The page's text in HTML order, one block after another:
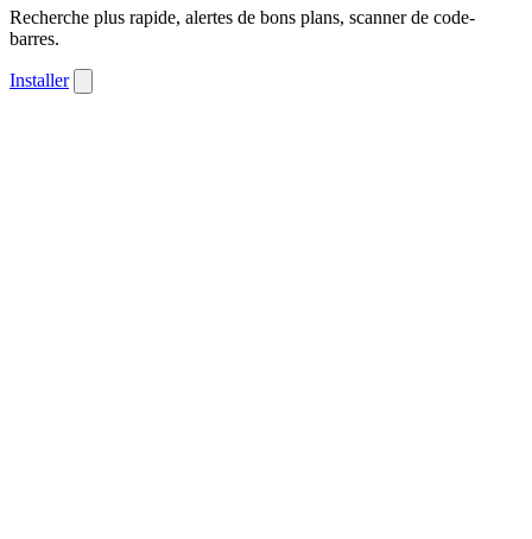
Recherche plus rapide, alertes de bons plans, scanner de code-
barres.
Installer